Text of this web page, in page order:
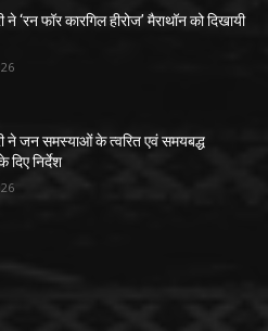
‘रन फॉर कारगिल हीरोज’ मैराथॉन को दिखायी
ने जन समस्याओं के त्वरित एवं समयबद्ध
दिए निर्देश